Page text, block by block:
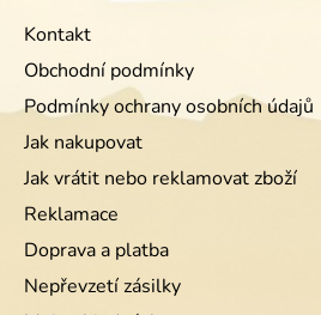
Kontakt
Obchodní podmínky
Podmínky ochrany osobních údajů
Jak nakupovat
Jak vrátit nebo reklamovat zboží
Reklamace
Doprava a platba
Nepřevzetí zásilky